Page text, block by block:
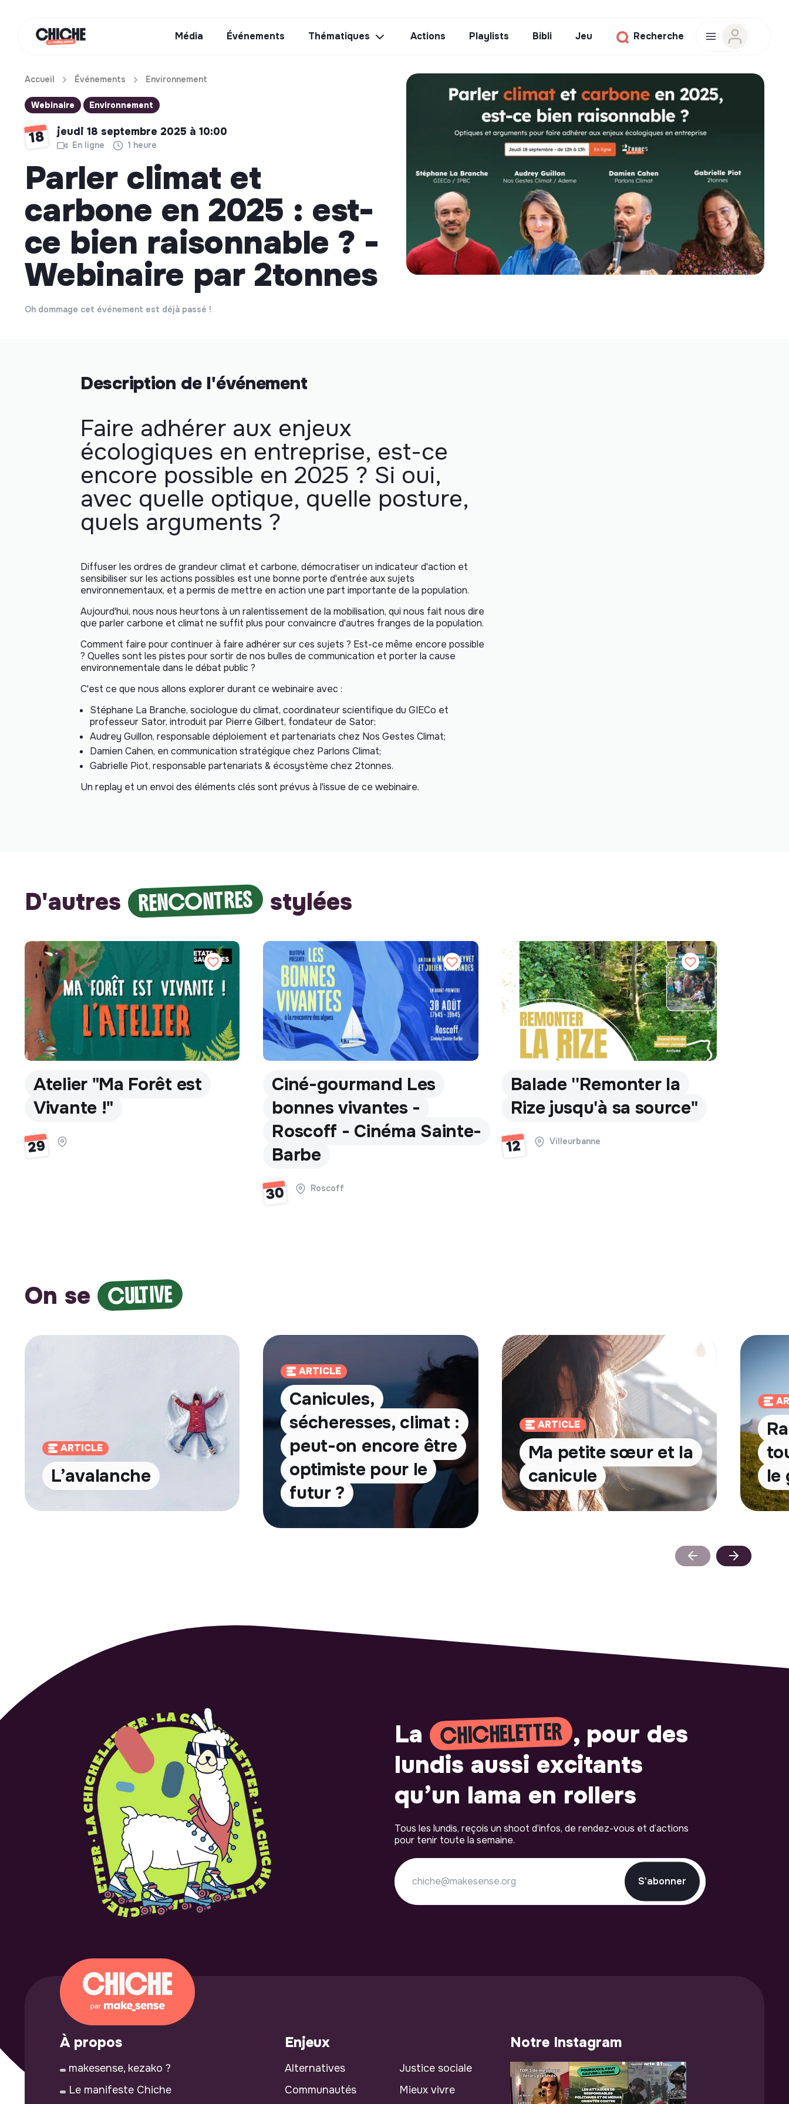
Média Événements Thématiques Actions Playlists Bibli Jeu Recherche
Accueil Événements Environnement
Webinaire Environnement
18 jeudi 18 septembre 2025 à 10:00
En ligne 1 heure
Parler climat et
carbone en 2025 : est-
ce bien raisonnable ? -
Webinaire par 2tonnes
Oh dommage cet événement est déjà passé !
Description de l'événement
Faire adhérer aux enjeux
écologiques en entreprise, est-ce
encore possible en 2025 ? Si oui,
avec quelle optique, quelle posture,
quels arguments ?
Diffuser les ordres de grandeur climat et carbone, démocratiser un indicateur d'action et
sensibiliser sur les actions possibles est une bonne porte d'entrée aux sujets
environnementaux, et a permis de mettre en action une part importante de la population.
Aujourd'hui, nous nous heurtons à un ralentissement de la mobilisation, qui nous fait nous dire
que parler carbone et climat ne suffit plus pour convaincre d'autres franges de la population.
Comment faire pour continuer à faire adhérer sur ces sujets ? Est-ce même encore possible
? Quelles sont les pistes pour sortir de nos bulles de communication et porter la cause
environnementale dans le débat public ?
C'est ce que nous allons explorer durant ce webinaire avec :
Stéphane La Branche, sociologue du climat, coordinateur scientifique du GIECo et
professeur Sator, introduit par Pierre Gilbert, fondateur de Sator;
Audrey Guillon, responsable déploiement et partenariats chez Nos Gestes Climat;
Damien Cahen, en communication stratégique chez Parlons Climat;
Gabrielle Piot, responsable partenariats & écosystème chez 2tonnes.
Un replay et un envoi des éléments clés sont prévus à l'issue de ce webinaire.
D'autres RENCONTRES stylées
Atelier "Ma Forêt est
Vivante !"
29
Ciné-gourmand Les
bonnes vivantes -
Roscoff - Cinéma Sainte-
Barbe
30 Roscoff
Balade ''Remonter la
Rize jusqu'à sa source"
12 Villeurbanne
On se CULTIVE
ARTICLE
L’avalanche
ARTICLE
Canicules,
sécheresses, climat :
peut-on encore être
optimiste pour le
futur ?
ARTICLE
Ma petite sœur et la
canicule
le
La CHICHELETTER , pour des
lundis aussi excitants
qu’un lama en rollers
Tous les lundis, reçois un shoot d’infos, de rendez-vous et d’actions
pour tenir toute la semaine.
S'abonner
À propos
makesense, kezako ?
Le manifeste Chiche
Enjeux
Alternatives
Communautés
Justice sociale
Mieux vivre
Notre Instagram